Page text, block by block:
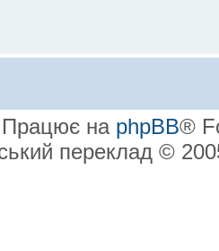
Працює на phpBB®
переклад ©